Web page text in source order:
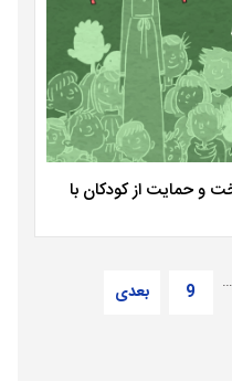
و حمایت از کودکان با
…
9 بعدی